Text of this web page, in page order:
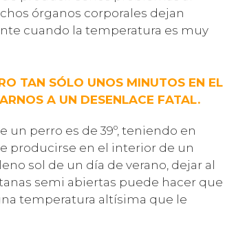
órganos corporales dejan
cuando la temperatura es muy
TAN SÓLO UNOS MINUTOS EN EL
A UN DESENLACE FATAL.
un perro es de 39º, teniendo en
producirse en el interior de un
sol de un día de verano, dejar al
semi abiertas puede hacer que
temperatura altísima que le